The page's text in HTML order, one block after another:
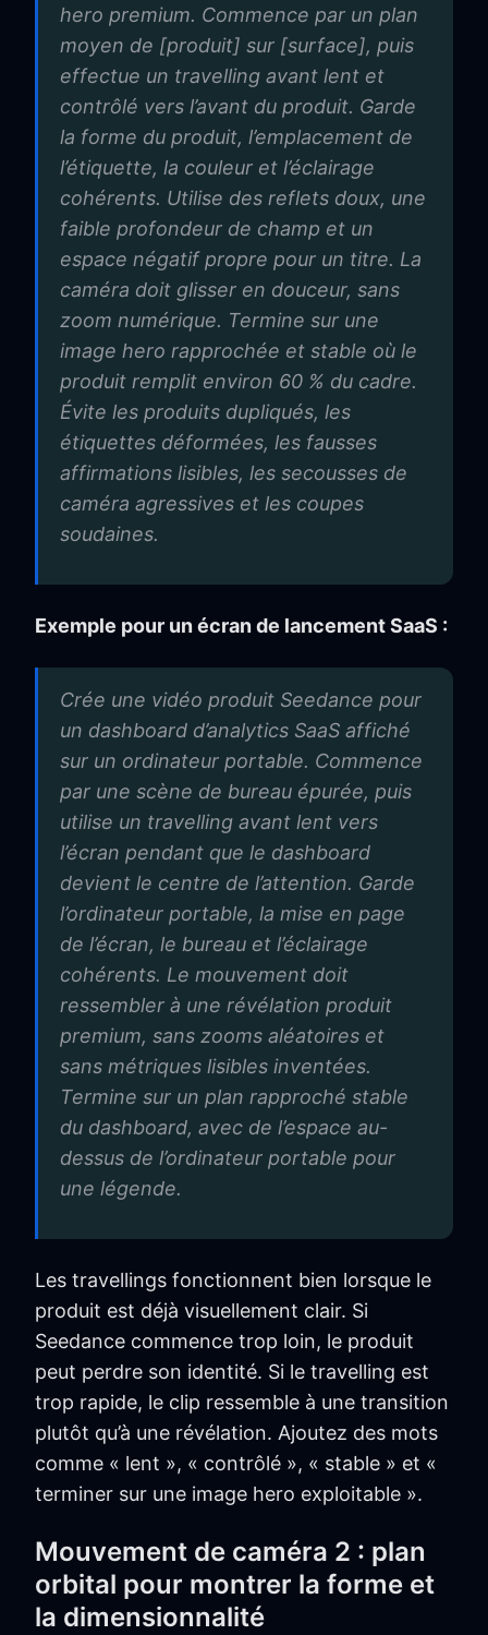
hero premium. Commence par un plan
moyen de [produit] sur [surface], puis
effectue un travelling avant lent et
contrôlé vers l’avant du produit. Garde
la forme du produit, l’emplacement de
l’étiquette, la couleur et l’éclairage
cohérents. Utilise des reflets doux, une
faible profondeur de champ et un
espace négatif propre pour un titre. La
caméra doit glisser en douceur, sans
zoom numérique. Termine sur une
image hero rapprochée et stable où le
produit remplit environ 60 % du cadre.
Évite les produits dupliqués, les
étiquettes déformées, les fausses
affirmations lisibles, les secousses de
caméra agressives et les coupes
soudaines.
Exemple pour un écran de lancement SaaS :
Crée une vidéo produit Seedance pour
un dashboard d’analytics SaaS affiché
sur un ordinateur portable. Commence
par une scène de bureau épurée, puis
utilise un travelling avant lent vers
l’écran pendant que le dashboard
devient le centre de l’attention. Garde
l’ordinateur portable, la mise en page
de l’écran, le bureau et l’éclairage
cohérents. Le mouvement doit
ressembler à une révélation produit
premium, sans zooms aléatoires et
sans métriques lisibles inventées.
Termine sur un plan rapproché stable
du dashboard, avec de l’espace au-
dessus de l’ordinateur portable pour
une légende.
Les travellings fonctionnent bien lorsque le
produit est déjà visuellement clair. Si
Seedance commence trop loin, le produit
peut perdre son identité. Si le travelling est
trop rapide, le clip ressemble à une transition
plutôt qu’à une révélation. Ajoutez des mots
comme « lent », « contrôlé », « stable » et «
terminer sur une image hero exploitable ».
Mouvement de caméra 2 : plan
orbital pour montrer la forme et
la dimensionnalité